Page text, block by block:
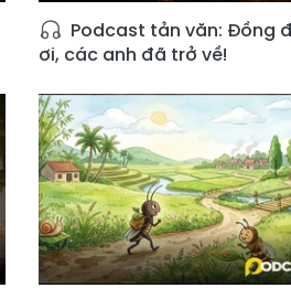
Podcast tản văn: Đồng
ơi, các anh đã trở về!